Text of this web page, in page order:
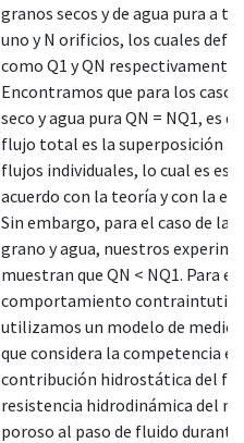
granos secos y de agua pura a
uno y N orificios, los cuales
como Q1 y QN respectivamente.
Encontramos que para los
seco y agua pura QN = NQ1, es
flujo total es la superposición
flujos individuales, lo cual es
acuerdo con la teoría y con la
Sin embargo, para el caso de la
grano y agua, nuestros
muestran que QN < NQ1. Para
comportamiento
utilizamos un modelo de medio
que considera la competencia
contribución hidrostática del
resistencia hidrodinámica del
poroso al paso de fluido